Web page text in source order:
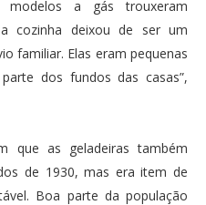
a gás trouxeram
cozinha deixou de ser um
familiar. Elas eram pequenas
dos fundos das casas”,
que as geladeiras também
de 1930, mas era item de
Boa parte da população